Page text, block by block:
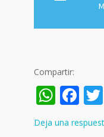
Compartir:
Deja una